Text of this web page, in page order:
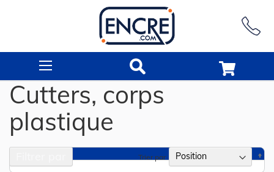
Cutters, corps
plastique
Trier par